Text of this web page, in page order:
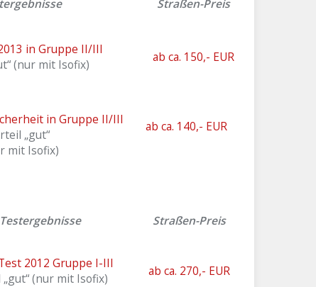
Straßen-Preis
in Gruppe II/III
(nur mit Isofix)
ab ca. 150,- EUR
in Gruppe II/III
„gut“
mit Isofix)
ab ca. 140,- EUR
Testergebnisse Straßen-Preis
2012 Gruppe I-III
(nur mit Isofix)
ab ca. 270,- EUR